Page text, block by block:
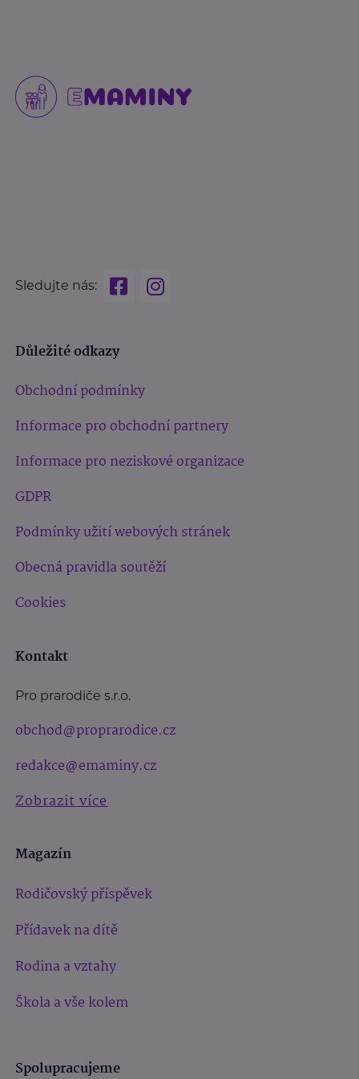
Sledujte nás:
Důležité odkazy
Obchodní podmínky
Informace pro obchodní partnery
Informace pro neziskové organizace
GDPR
Podmínky užití webových stránek
Obecná pravidla soutěží
Cookies
Kontakt
Pro prarodiče s.r.o.
obchod@proprarodice.cz
redakce@emaminy.cz
Zobrazit více
Magazín
Rodičovský příspěvek
Přídavek na dítě
Rodina a vztahy
Škola a vše kolem
Spolupracujeme